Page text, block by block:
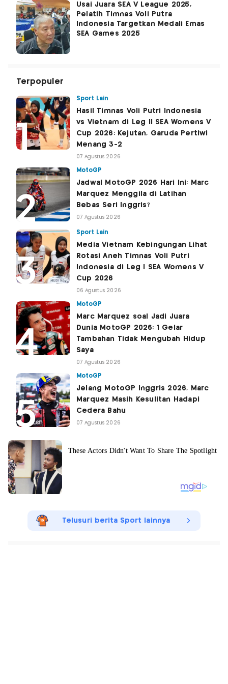
Usai Juara SEA V League 2025,
Pelatih Timnas Voli Putra
Indonesia Targetkan Medali Emas
SEA Games 2025
Terpopuler
Sport Lain
Hasil Timnas Voli Putri Indonesia
vs Vietnam di Leg II SEA Womens V
Cup 2026: Kejutan, Garuda Pertiwi
Menang 3-2
07 Agustus 2026
MotoGP
Jadwal MotoGP 2026 Hari Ini: Marc
Marquez Menggila di Latihan
Bebas Seri Inggris?
07 Agustus 2026
Sport Lain
Media Vietnam Kebingungan Lihat
Rotasi Aneh Timnas Voli Putri
Indonesia di Leg I SEA Womens V
Cup 2026
06 Agustus 2026
MotoGP
Marc Marquez soal Jadi Juara
Dunia MotoGP 2026: 1 Gelar
Tambahan Tidak Mengubah Hidup
Saya
07 Agustus 2026
MotoGP
Jelang MotoGP Inggris 2026, Marc
Marquez Masih Kesulitan Hadapi
Cedera Bahu
07 Agustus 2026
Telusuri berita Sport lainnya